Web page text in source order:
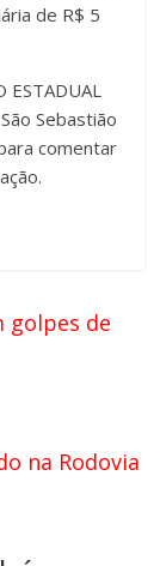
de R$ 5
ESTADUAL
Sebastião
comentar
golpes de
na Rodovia